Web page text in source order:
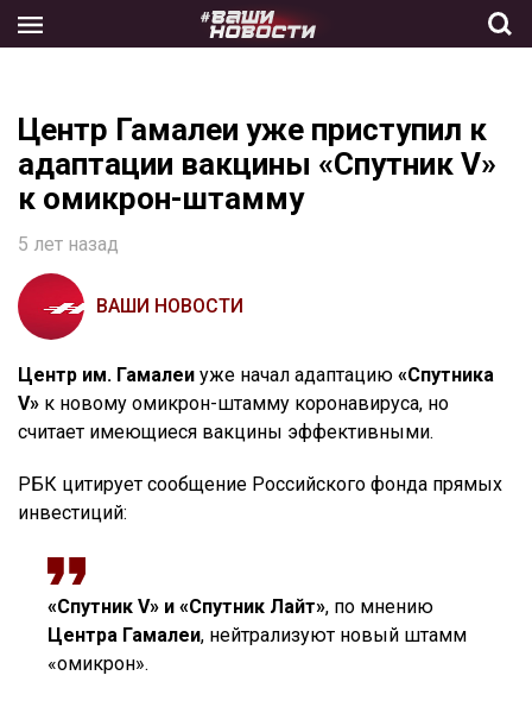
the
Центр Гамалеи уже приступил к
адаптации вакцины «Спутник V»
к омикрон-штамму
5 лет назад
ВАШИ НОВОСТИ
Центр им. Гамалеи уже начал адаптацию «Спутника
V» к новому омикрон-штамму коронавируса, но
считает имеющиеся вакцины эффективными.
РБК цитирует сообщение Российского фонда прямых
инвестиций:
«Спутник V» и «Спутник Лайт», по мнению
Центра Гамалеи, нейтрализуют новый штамм
«омикрон».